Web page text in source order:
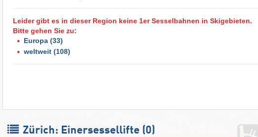
Leider gibt es in dieser Region keine 1er Sesselbahnen in Skigebieten.
Bitte gehen Sie zu:
Europa (33)
weltweit (108)
Zürich: Einersessellifte (0)